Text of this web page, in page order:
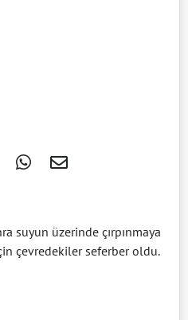
suyun üzerinde çırpınmaya
çevredekiler seferber oldu.